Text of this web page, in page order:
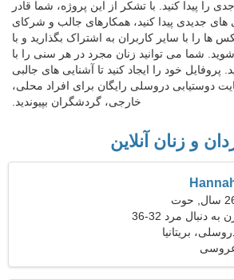
را پیدا کنید. با تشکر از این پروژه، شما قادر
های جدیدی پیدا کنید، همکارهای جالب و شرکای
ها را با سایر کاربران به اشتراک بگذارید و با
شما می توانید زنان مجرد در هر سنی را با
پروفایل خود را ایجاد کنید تا آشنایی های جالبی
دوستیابی دروسلی رایگان برای افراد محلی،
خارجی، گردشگران بپیوندید.
و زنان آنلاین
حوت
به دنبال مرد 32-36
بریتانیا